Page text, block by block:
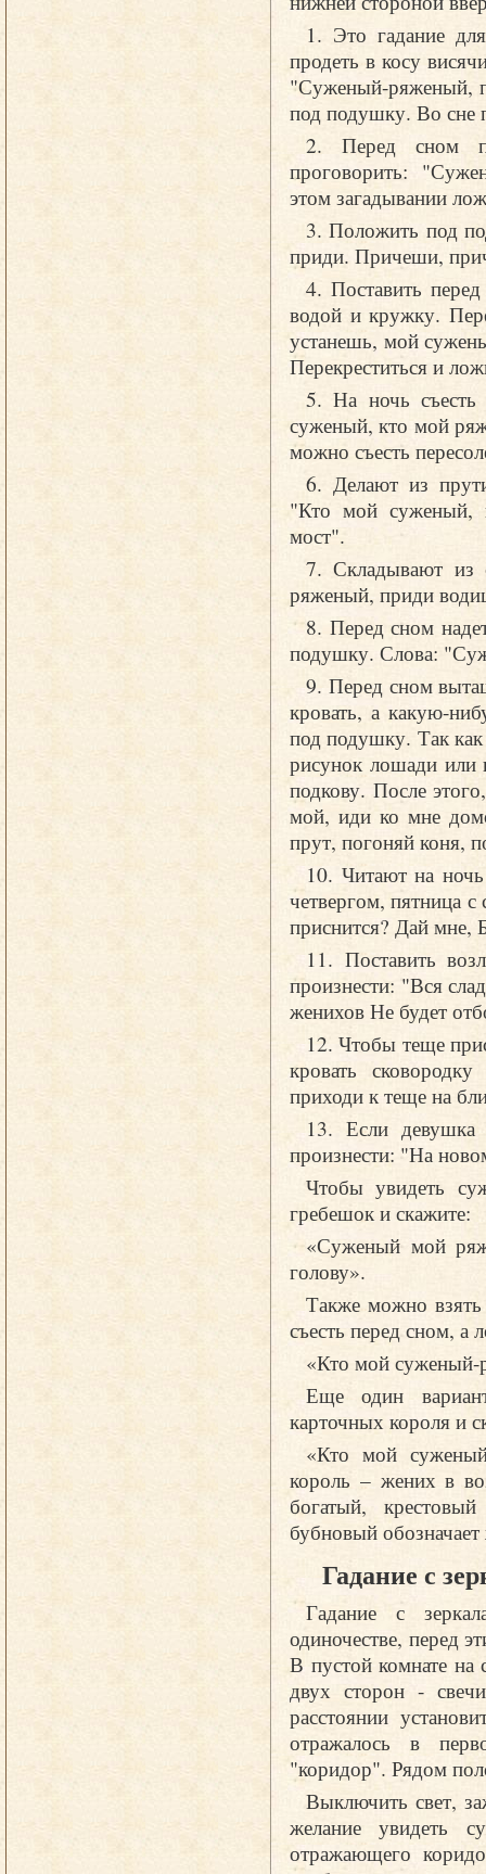
1. Это гадание
продеть в косу
"Суженый-ряженый,
под подушку. Во сне
2. Перед сном
проговорить:
этом загадывании
3. Положить под
приди. Причеши,
4. Поставить
водой и кружку.
устанешь, мой
Перекреститься и
5. На ночь съесть
суженый, кто мой
можно съесть
6. Делают из
"Кто мой суженый,
мост".
7. Складывают из
ряженый, приди
8. Перед сном
подушку. Слова:
9. Перед сном
кровать, а какую-
под подушку. Так
рисунок лошади или
подкову. После
мой, иди ко мне
прут, погоняй коня,
10. Читают на
четвергом, пятница
приснится? Дай мне,
11. Поставить
произнести: "Вся
женихов Не будет
12. Чтобы теще
кровать
приходи к теще на
13. Если
произнести: "На
Чтобы увидеть
гребешок и скажите:
«Суженый мой
голову».
Также можно взять
съесть перед сном, а
«Кто мой суженый-
Еще один
карточных короля и
«Кто мой
король – жених в
богатый,
бубновый
Гадание с
Гадание с
одиночестве, перед
В пустой комнате на
двух сторон -
расстоянии
отражалось в
"коридор". Рядом
Выключить свет,
желание увидеть
отражающего